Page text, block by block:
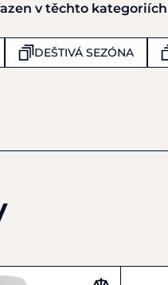
v těchto kategoriích
DEŠTIVÁ SEZÓNA